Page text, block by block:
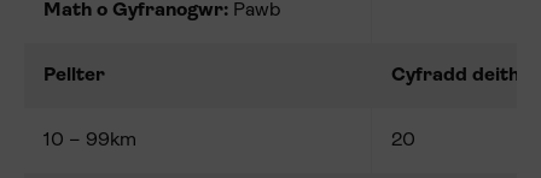
Math o Gyfranogwr: Pawb
Pellter Cyfradd deithio
10 – 99km 20